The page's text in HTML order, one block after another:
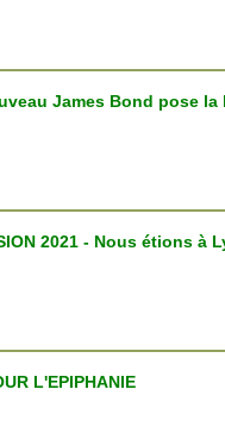
James Bond pose la
2021 - Nous étions à
L'EPIPHANIE